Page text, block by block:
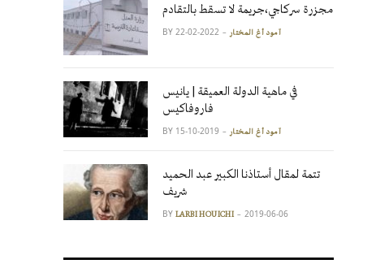
مجزرة سركاجي،جريمة لا تسقط بالتقادم
BY آمود أغ المختار 2022-02-22
في ماهية الدولة العميقة | يانيس
فاروفاكيس
BY آمود أغ المختار 2019-10-15
تتمة لمقال أستاذنا الكبير عبد الحميد
شريف
BY LARBI HOUICHI 2019-06-06